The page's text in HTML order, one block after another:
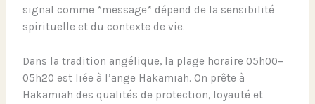
signal comme *message* dépend de la sensibilité
spirituelle et du contexte de vie.
Dans la tradition angélique, la plage horaire 05h00–
05h20 est liée à l’ange Hakamiah. On prête à
Hakamiah des qualités de protection, loyauté et